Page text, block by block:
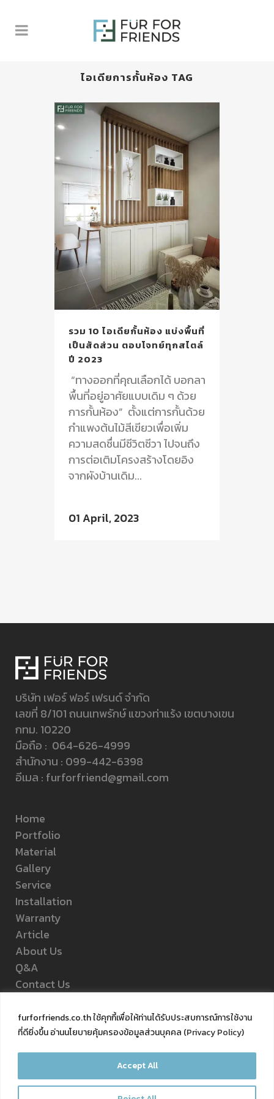
furforfriends.co.th ใช้คุกกี้เพื่อให้ท่านได้รับประสบการณ์การใช้งาน
ที่ดียิ่งขึ้น อ่านนโยบายคุ้มครองข้อมูลส่วนบุคคล (Privacy Policy)
Accept All
ไอเดียการกั้นห้อง TAG
รวม 10 ไอเดียกั้นห้อง แบ่งพื้นที่
เป็นสัดส่วน ตอบโจทย์ทุกสไตล์
ปี 2023
“ทางออกที่คุณเลือกได้ บอกลา
พื้นที่อยู่อาศัยแบบเดิม ๆ ด้วย
การกั้นห้อง” ตั้งแต่การกั้นด้วย
กำแพงต้นไม้สีเขียวเพื่อเพิ่ม
ความสดชื่นมีชีวิตชีวา ไปจนถึง
การต่อเติมโครงสร้างโดยอิง
จากผังบ้านเดิม...
01 April, 2023
บริษัท เฟอร์ ฟอร์ เฟรนด์ จำกัด
เลขที่ 8/101 ถนนเทพรักษ์ แขวงท่าแร้ง เขตบางเขน
กทม. 10220
มือถือ : 064-626-4999
สำนักงาน : 099-442-6398
อีเมล : furforfriend@gmail.com
Home
Portfolio
Material
Gallery
Service
Installation
Warranty
Article
About Us
Q&A
Contact Us
FOLLOW US